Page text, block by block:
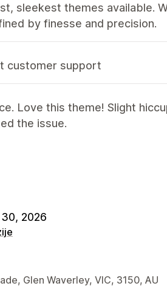
sleekest themes available.
by finesse and precision.
customer support
Love this theme! Slight
the issue.
2026
Glen Waverley, VIC, 3150, AU